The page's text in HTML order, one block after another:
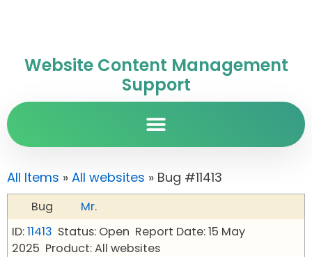
Website Content Management
Support
All Items » All websites » Bug #11413
Bug
Mr.
ID:11413 Status: Open Report Date: 15 May
2025 Product: All websites